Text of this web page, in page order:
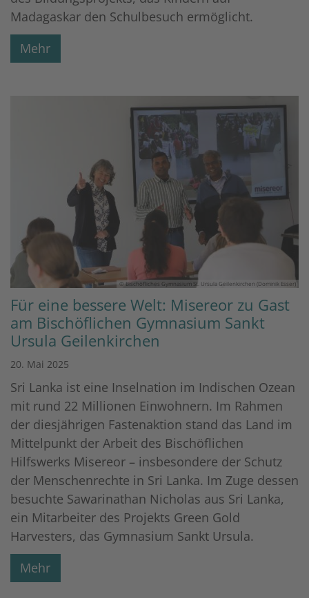
Madagaskar den Schulbesuch ermöglicht.
Mehr
© Bischöfliches Gymnasium St. Ursula Geilenkirchen (Dominik Esser)
Für eine bessere Welt: Misereor zu Gast
am Bischöflichen Gymnasium Sankt
Ursula Geilenkirchen
20. Mai 2025
Sri Lanka ist eine Inselnation im Indischen Ozean
mit rund 22 Millionen Einwohnern. Im Rahmen
der diesjährigen Fastenaktion stand das Land im
Mittelpunkt der Arbeit des Bischöflichen
Hilfswerks Misereor – insbesondere der Schutz
der Menschenrechte in Sri Lanka. Im Zuge dessen
besuchte Sawarinathan Nicholas aus Sri Lanka,
ein Mitarbeiter des Projekts Green Gold
Harvesters, das Gymnasium Sankt Ursula.
Mehr